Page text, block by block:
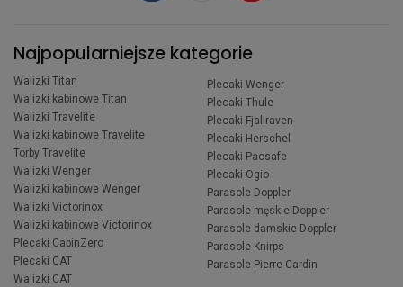
Najpopularniejsze kategorie
Walizki Titan
Walizki kabinowe Titan
Walizki Travelite
Walizki kabinowe Travelite
Torby Travelite
Walizki Wenger
Walizki kabinowe Wenger
Walizki Victorinox
Walizki kabinowe Victorinox
Plecaki CabinZero
Plecaki CAT
Walizki CAT
Plecaki Wenger
Plecaki Thule
Plecaki Fjallraven
Plecaki Herschel
Plecaki Pacsafe
Plecaki Ogio
Parasole Doppler
Parasole męskie Doppler
Parasole damskie Doppler
Parasole Knirps
Parasole Pierre Cardin